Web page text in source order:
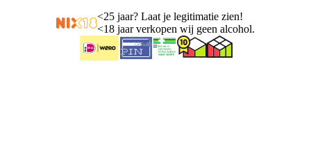
<25 jaar? Laat je legitimatie zien!
<18 jaar verkopen wij geen alcohol.